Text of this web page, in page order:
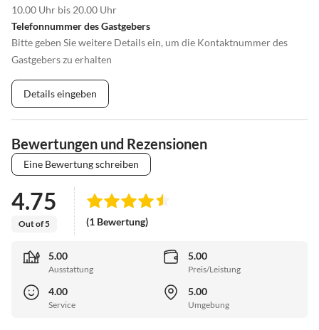
10.00 Uhr bis 20.00 Uhr
Telefonnummer des Gastgebers
Bitte geben Sie weitere Details ein, um die Kontaktnummer des
Gastgebers zu erhalten
Details eingeben
Bewertungen und Rezensionen
Eine Bewertung schreiben
4.75
Out of 5 (1 Bewertung)
5.00
Ausstattung
5.00
Preis/Leistung
4.00
Service
5.00
Umgebung